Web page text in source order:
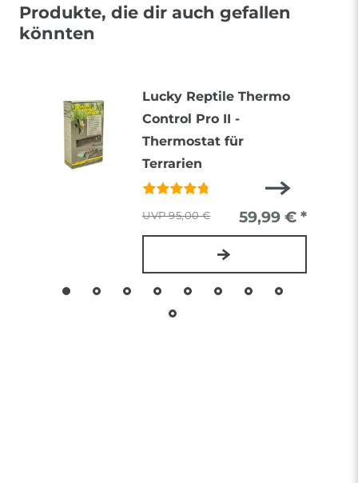
Produkte, die dir auch gefallen
könnten
Lucky Reptile Thermo
Control Pro II -
Thermostat für
Terrarien
95,00 € 59,99 € *